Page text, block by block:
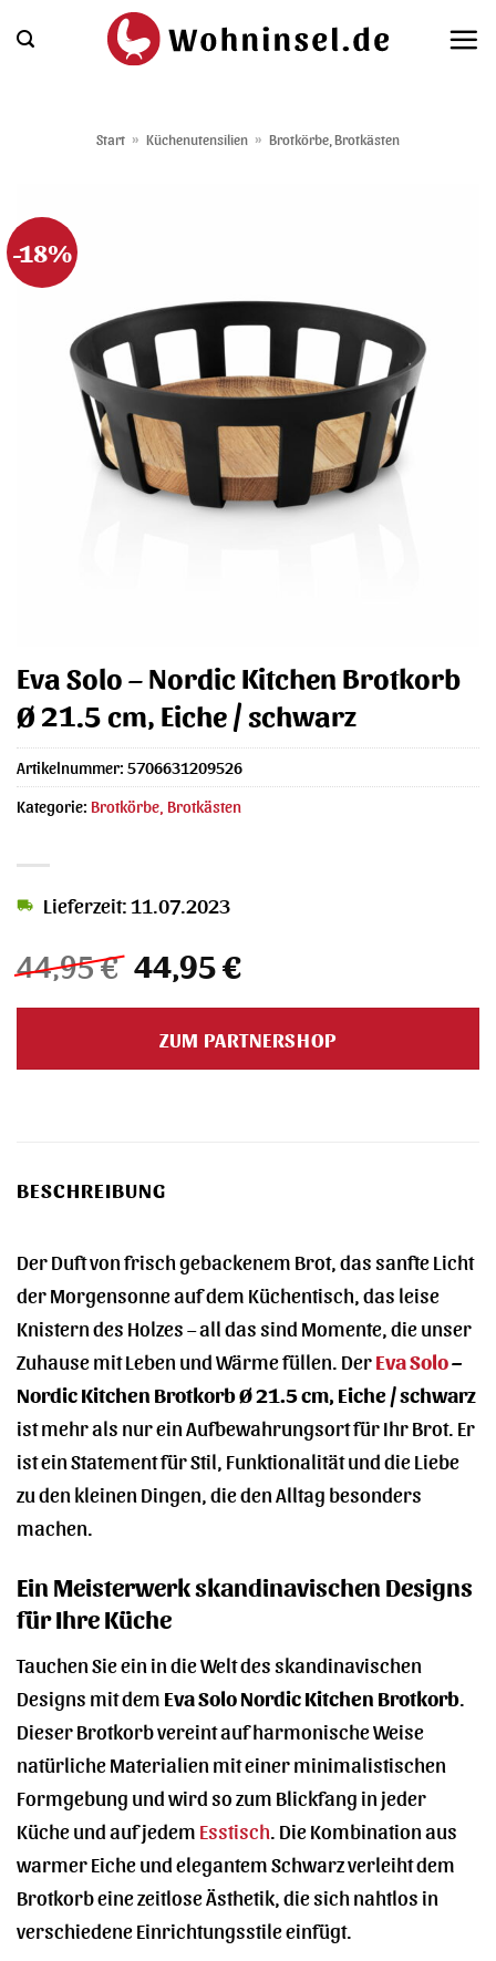
Inhalt
Start » Küchenutensilien » Brotkörbe, Brotkästen
-18%
Eva Solo – Nordic Kitchen Brotkorb
Ø 21.5 cm, Eiche / schwarz
44,95€ Ursprünglicher
Preis
war:
44,95 €
44,95€Aktueller
ist:
44,95 €.
Lieferzeit: 11.07.2023
ZUM PARTNERSHOP
Artikelnummer: 5706631209526
Kategorie: Brotkörbe, Brotkästen
BESCHREIBUNG
Der Duft von frisch gebackenem Brot, das sanfte Licht
der Morgensonne auf dem Küchentisch, das leise
Knistern des Holzes – all das sind Momente, die unser
Zuhause mit Leben und Wärme füllen. DerEva Solo–
Nordic Kitchen Brotkorb Ø 21.5 cm, Eiche / schwarz
ist mehr als nur ein Aufbewahrungsort für Ihr Brot. Er
ist ein Statement für Stil, Funktionalität und die Liebe
zu den kleinen Dingen, die den Alltag besonders
machen.
Ein Meisterwerk skandinavischen Designs
für Ihre Küche
Tauchen Sie ein in die Welt des skandinavischen
Designs mit dem Eva Solo Nordic Kitchen Brotkorb
Dieser Brotkorb vereint auf harmonische Weise
natürliche Materialien mit einer minimalistischen
Formgebung und wird so zum Blickfang in jeder
Küche und auf jedem Esstisch . Die Kombination aus
warmer Eiche und elegantem Schwarz verleiht dem
Brotkorb eine zeitlose Ästhetik, die sich nahtlos in
verschiedene Einrichtungsstile einfügt.